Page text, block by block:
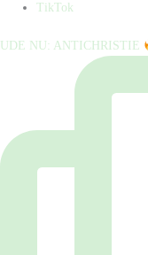
TikTok
UDE NU: ANTICHRISTIE